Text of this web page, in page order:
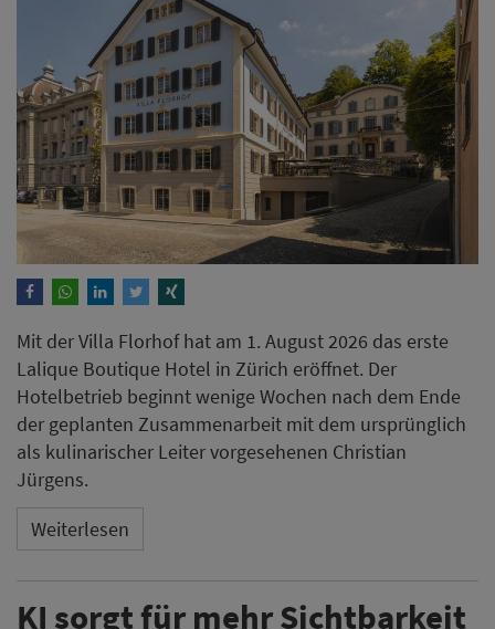
Mit der Villa Florhof hat am 1. August 2026 das erste
Lalique Boutique Hotel in Zürich eröffnet. Der
Hotelbetrieb beginnt wenige Wochen nach dem Ende
der geplanten Zusammenarbeit mit dem ursprünglich
als kulinarischer Leiter vorgesehenen Christian
Jürgens.
Weiterlesen
KI sorgt für mehr Sichtbarkeit